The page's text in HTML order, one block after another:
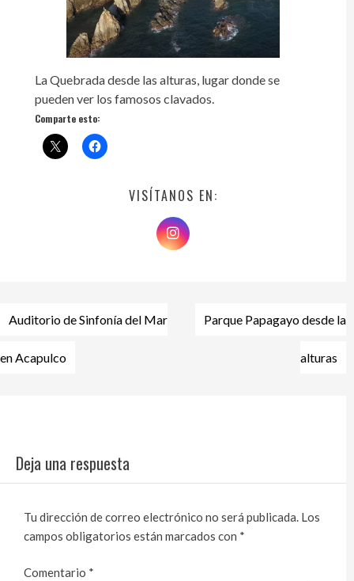
La Quebrada desde las alturas, lugar donde se
pueden ver los famosos clavados.
Comparte esto:
VISÍTANOS EN:
Navegación
entradas
Auditorio de Sinfonía del Mar
en Acapulco
Parque Papagayo desde la
alturas
Deja una respuesta
Tu dirección de correo electrónico no será publicada. Los
campos obligatorios están marcados con *
Comentario *